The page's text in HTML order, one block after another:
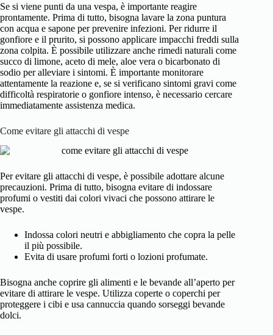
Se si viene punti da una vespa, è importante reagire
prontamente. Prima di tutto, bisogna lavare la zona puntura
con acqua e sapone per prevenire infezioni. Per ridurre il
gonfiore e il prurito, si possono applicare impacchi freddi sulla
zona colpita. È possibile utilizzare anche rimedi naturali come
succo di limone, aceto di mele, aloe vera o bicarbonato di
sodio per alleviare i sintomi. È importante monitorare
attentamente la reazione e, se si verificano sintomi gravi come
difficoltà respiratorie o gonfiore intenso, è necessario cercare
immediatamente assistenza medica.
Come evitare gli attacchi di vespe
Per evitare gli attacchi di vespe, è possibile adottare alcune
precauzioni. Prima di tutto, bisogna evitare di indossare
profumi o vestiti dai colori vivaci che possono attirare le
vespe.
Indossa colori neutri e abbigliamento che copra la pelle
il più possibile.
Evita di usare profumi forti o lozioni profumate.
Bisogna anche coprire gli alimenti e le bevande all’aperto per
evitare di attirare le vespe. Utilizza coperte o coperchi per
proteggere i cibi e usa cannuccia quando sorseggi bevande
dolci.